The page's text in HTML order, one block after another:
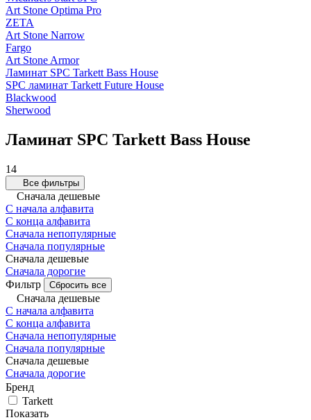
Art Stone Optima Pro
ZETA
Art Stone Narrow
Fargo
Art Stone Armor
Ламинат SPC Tarkett Bass House
SPC ламинат Tarkett Future House
Blackwood
Sherwood
Ламинат SPC Tarkett Bass House
14
Все фильтры
Сначала дешевые
С начала алфавита
С конца алфавита
Сначала непопулярные
Сначала популярные
Сначала дешевые
Сначала дорогие
Фильтр
Сбросить все
Сначала дешевые
С начала алфавита
С конца алфавита
Сначала непопулярные
Сначала популярные
Сначала дешевые
Сначала дорогие
Бренд
Tarkett
Показать